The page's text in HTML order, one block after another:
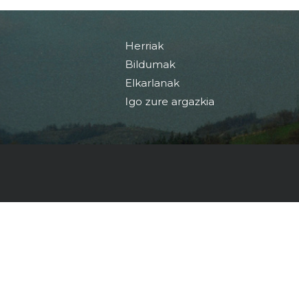
Herriak
Bildumak
Elkarlanak
Igo zure argazkia